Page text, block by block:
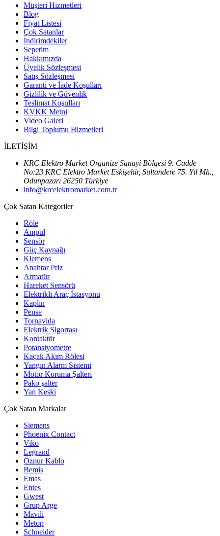
Müşteri Hizmetleri
Blog
Fiyat Listesi
Çok Satanlar
İndirimdekiler
Sepetim
Hakkımızda
Üyelik Sözleşmesi
Satış Sözleşmesi
Garanti ve İade Koşulları
Gizlilik ve Güvenlik
Teslimat Koşulları
KVKK Metni
Video Galeri
Bilgi Toplumu Hizmetleri
İLETİŞİM
KRC Elektro Market Organize Sanayi Bölgesi 9. Cadde
No:23 KRC Elektro Market Eskişehir, Sultandere 75. Yıl Mh.,
Odunpazarı 26250 Türkiye
info@krcelektromarket.com.tr
Çok Satan Kategoriler
Röle
Ampul
Sensör
Güç Kaynağı
Klemens
Anahtar Priz
Armatür
Hareket Sensörü
Elektrikli Araç İstasyonu
Kaplin
Pense
Tornavida
Elektrik Sigortası
Kontaktör
Potansiyometre
Kaçak Akım Rölesi
Yangın Alarm Sistemi
Motor Koruma Şalteri
Pako şalter
Yan Keski
Çok Satan Markalar
Siemens
Phoenix Contact
Viko
Legrand
Öznur Kablo
Bemis
Emas
Entes
Gwest
Grup Arge
Mavili
Metop
Schneider